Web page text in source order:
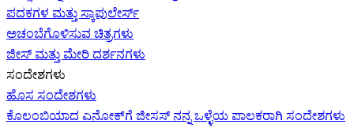
ಪದಕಗಳ ಮತ್ತು ಸ್ಕಾಪುಲೇರ್ಸ್
ಅಚಂಬೆಗೊಳಿಸುವ ಚಿತ್ರಗಳು
ಜೀಸ್‌ ಮತ್ತು ಮೇರಿ ದರ್ಶನಗಳು
ಸಂದೇಶಗಳು
ಹೊಸ ಸಂದೇಶಗಳು
ಕೊಲಂಬಿಯಾದ ಎನೋಕ್‍ಗೆ ಜೀಸಸ್ ನನ್ನ ಒಳ್ಳೆಯ ಪಾಲಕರಾಗಿ ಸಂದೇಶಗಳು